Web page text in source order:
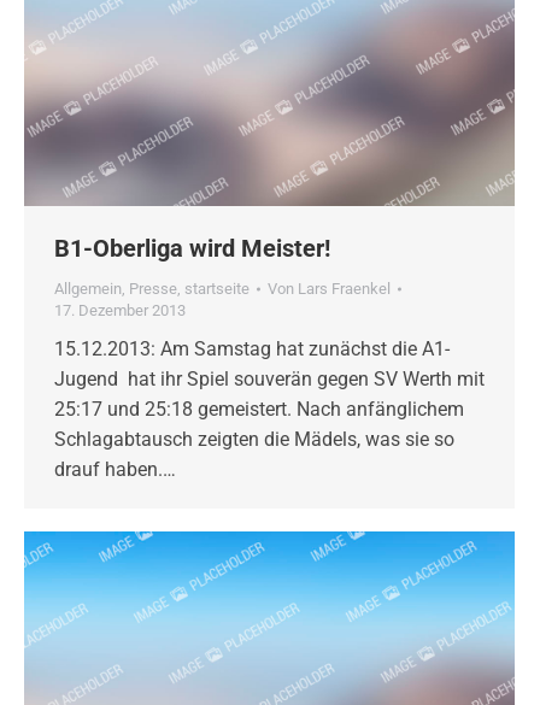
B1-Oberliga wird Meister!
Allgemein, Presse, startseite Von Lars Fraenkel
17. Dezember 2013
15.12.2013: Am Samstag hat zunächst die A1-
Jugend hat ihr Spiel souverän gegen SV Werth mit
25:17 und 25:18 gemeistert. Nach anfänglichem
Schlagabtausch zeigten die Mädels, was sie so
drauf haben.…